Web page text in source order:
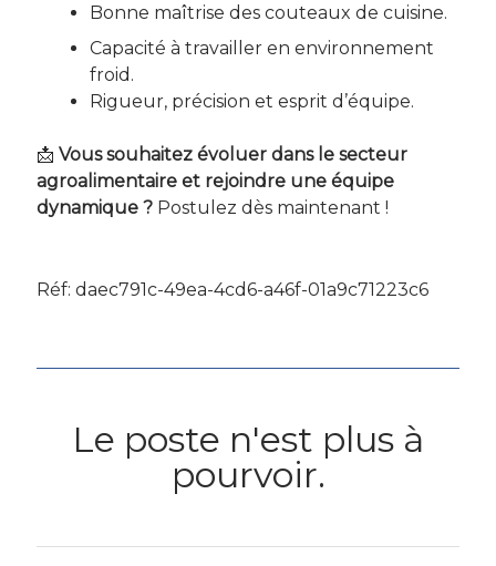
Bonne maîtrise des couteaux de cuisine.
Capacité à travailler en environnement
froid.
Rigueur, précision et esprit d’équipe.
📩 Vous souhaitez évoluer dans le secteur
agroalimentaire et rejoindre une équipe
dynamique ?Postulez dès maintenant !
Réf: daec791c-49ea-4cd6-a46f-01a9c71223c6
Le poste n'est plus à
pourvoir.